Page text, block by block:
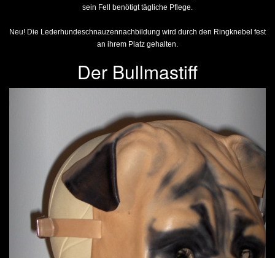
sein Fell benötigt tägliche Pflege.
Neu! Die Lederhundeschnauzennachbildung wird durch den Ringknebel fest
an ihrem Platz gehalten.
Der Bullmastiff